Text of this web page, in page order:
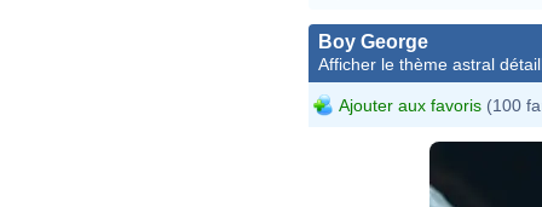
Boy George
Afficher le thème astral
Ajouter aux favoris (100